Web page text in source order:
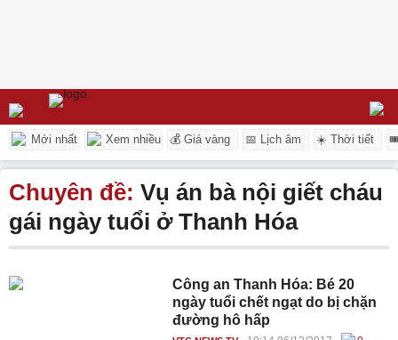
Mới nhất Xem nhiều 💰 Giá vàng 📅 Lịch âm ☀️ Thời tiết
Chuyên đề: Vụ án bà nội giết cháu
gái ngày tuổi ở Thanh Hóa
Công an Thanh Hóa: Bé 20
ngày tuổi chết ngạt do bị chặn
đường hô hấp